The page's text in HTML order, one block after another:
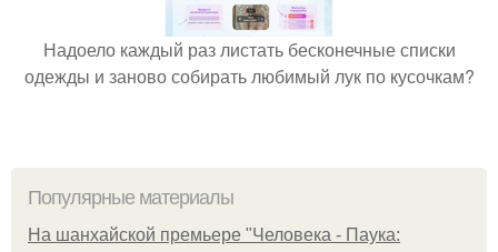
Надоело каждый раз листать бесконечные списки
одежды и заново собирать любимый лук по кусочкам?
Популярные материалы
На шанхайской премьере "Человека - Паука: